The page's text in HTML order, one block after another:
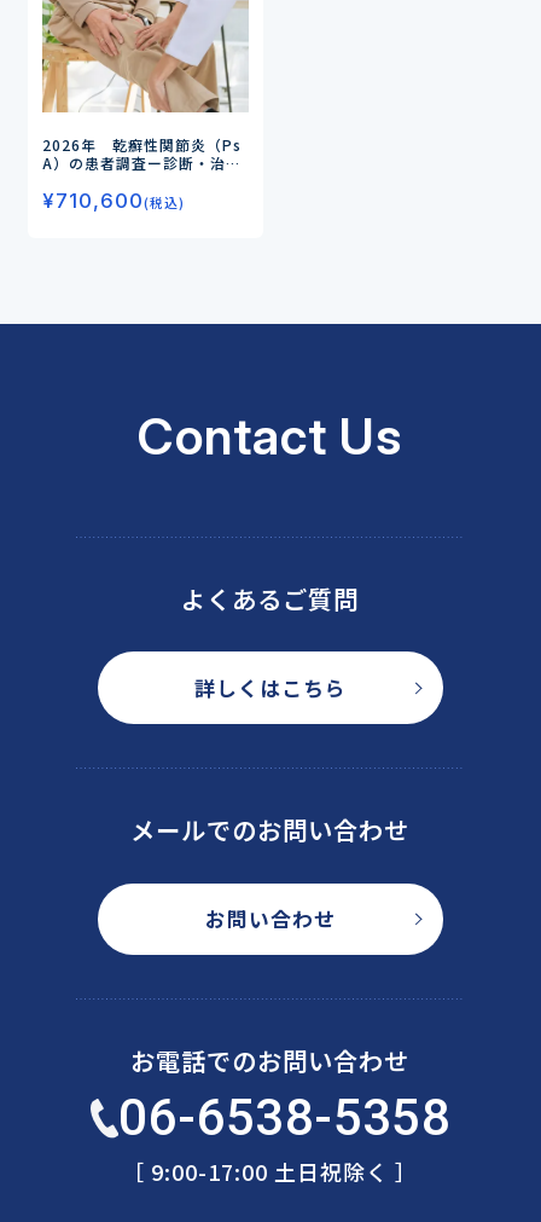
2026年 乾癬性関節炎（Ps
A）の患者調査ー診断・治療
ニーズと、今後求められる治
療像を徹底調査ー
¥710,600(税込)
Contact Us
よくあるご質問
詳しくはこちら
メールでのお問い合わせ
お問い合わせ
お電話でのお問い合わせ
06-6538-5358
［ 9:00-17:00 土日祝除く ］